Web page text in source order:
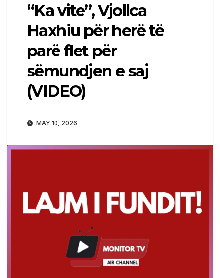
“Ka vite”, Vjollca
Haxhiu për herë të
parë flet për
sëmundjen e saj
(VIDEO)
MAY 10, 2026